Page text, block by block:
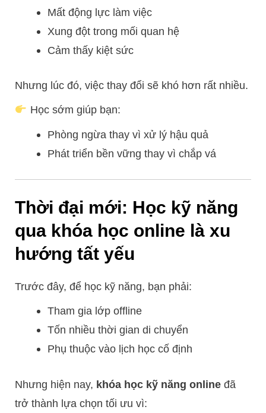
Mất động lực làm việc
Xung đột trong mối quan hệ
Cảm thấy kiệt sức
Nhưng lúc đó, việc thay đổi sẽ khó hơn rất nhiều.
Học sớm giúp bạn:
Phòng ngừa thay vì xử lý hậu quả
Phát triển bền vững thay vì chắp vá
Thời đại mới: Học kỹ năng
qua khóa học online là xu
hướng tất yếu
Trước đây, để học kỹ năng, bạn phải:
Tham gia lớp offline
Tốn nhiều thời gian di chuyển
Phụ thuộc vào lịch học cố định
Nhưng hiện nay, khóa học kỹ năng onlineđã
trở thành lựa chọn tối ưu vì: